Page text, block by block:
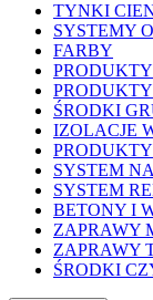
TYNKI
SYSTEMY
FARBY
ŚRODKI
IZOLACJE
SYSTEM
SYSTEM
BETONY I
ZAPRAWY
ZAPRAWY
ŚRODKI